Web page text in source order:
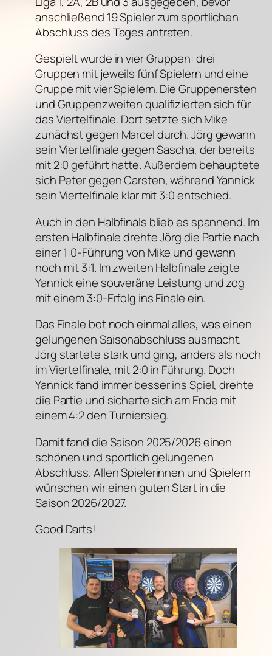
anschließend 19 Spieler zum sportlichen
Abschluss des Tages antraten.
Gespielt wurde in vier Gruppen: drei
Gruppen mit jeweils fünf Spielern und eine
Gruppe mit vier Spielern. Die Gruppenersten
und Gruppenzweiten qualifizierten sich für
das Viertelfinale. Dort setzte sich Mike
zunächst gegen Marcel durch. Jörg gewann
sein Viertelfinale gegen Sascha, der bereits
mit 2:0 geführt hatte. Außerdem behauptete
sich Peter gegen Carsten, während Yannick
sein Viertelfinale klar mit 3:0 entschied.
Auch in den Halbfinals blieb es spannend. Im
ersten Halbfinale drehte Jörg die Partie nach
einer 1:0-Führung von Mike und gewann
noch mit 3:1. Im zweiten Halbfinale zeigte
Yannick eine souveräne Leistung und zog
mit einem 3:0-Erfolg ins Finale ein.
Das Finale bot noch einmal alles, was einen
gelungenen Saisonabschluss ausmacht.
Jörg startete stark und ging, anders als noch
im Viertelfinale, mit 2:0 in Führung. Doch
Yannick fand immer besser ins Spiel, drehte
die Partie und sicherte sich am Ende mit
einem 4:2 den Turniersieg.
Damit fand die Saison 2025/2026 einen
schönen und sportlich gelungenen
Abschluss. Allen Spielerinnen und Spielern
wünschen wir einen guten Start in die
Saison 2026/2027.
Good Darts!